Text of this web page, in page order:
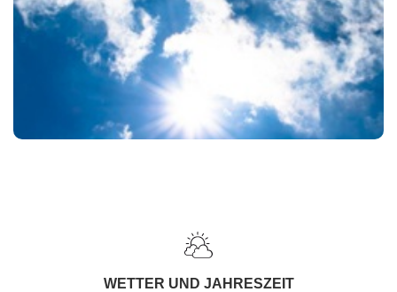
WETTER UND JAHRESZEIT